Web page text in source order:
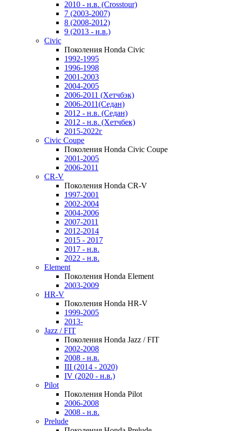
2010 - н.в. (Crosstour)
7 (2003-2007)
8 (2008-2012)
9 (2013 - н.в.)
Civic
Поколения Honda Civic
1992-1995
1996-1998
2001-2003
2004-2005
2006-2011 (Хетчбэк)
2006-2011(Седан)
2012 - н.в. (Седан)
2012 - н.в. (Хетчбек)
2015-2022г
Civic Coupe
Поколения Honda Civic Coupe
2001-2005
2006-2011
CR-V
Поколения Honda CR-V
1997-2001
2002-2004
2004-2006
2007-2011
2012-2014
2015 - 2017
2017 - н.в.
2022 - н.в.
Element
Поколения Honda Element
2003-2009
HR-V
Поколения Honda HR-V
1999-2005
2013-
Jazz / FIT
Поколения Honda Jazz / FIT
2002-2008
2008 - н.в.
III (2014 - 2020)
IV (2020 - н.в.)
Pilot
Поколения Honda Pilot
2006-2008
2008 - н.в.
Prelude